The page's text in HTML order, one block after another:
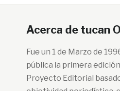
Acerca de tucan
Fue un 1 de Marzo de
pública la primera
Proyecto Editorial